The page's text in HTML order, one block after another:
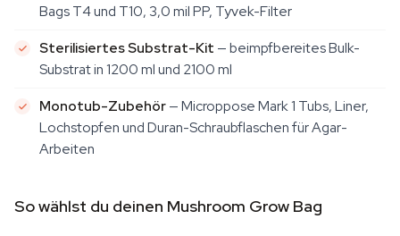
Bags T4 und T10, 3,0 mil PP, Tyvek-Filter
Sterilisiertes Substrat-Kit — beimpfbereites Bulk-
Substrat in 1200 ml und 2100 ml
Monotub-Zubehör— Microppose Mark 1 Tubs, Liner,
Lochstopfen und Duran-Schraubflaschen für Agar-
Arbeiten
So wählst du deinen Mushroom Grow Bag